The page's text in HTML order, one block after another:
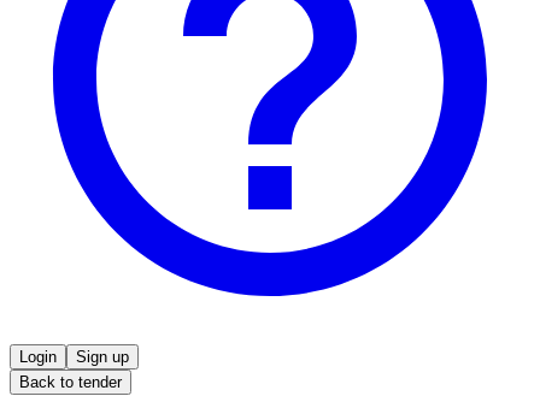
Login
Sign up
Back to tender